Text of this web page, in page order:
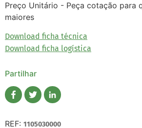
Preço Unitário - Peça cotação para
maiores
Download ficha técnica
Download ficha logística
Partilhar
REF: 1105030000